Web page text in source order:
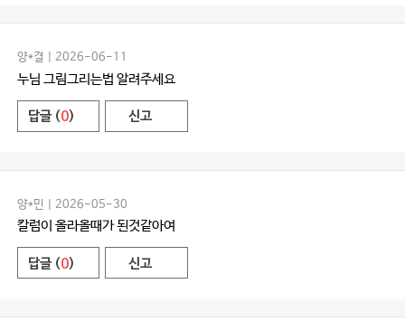
양*결 | 2026-06-11
누님 그림그리는법 알려주세요
답글 (0) 신고
양*민 | 2026-05-30
칼럼이 올라올때가 된것같아여
답글 (0) 신고